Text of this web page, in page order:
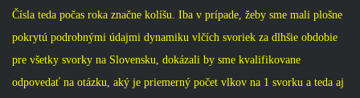
Čísla teda počas roka značne kolíšu. Iba v prípade, žeby sme mali plošne
pokrytú podrobnými údajmi dynamiku vlčích svoriek za dlhšie obdobie
pre všetky svorky na Slovensku, dokázali by sme kvalifikovane
odpovedať na otázku, aký je priemerný počet vlkov na 1 svorku a teda aj